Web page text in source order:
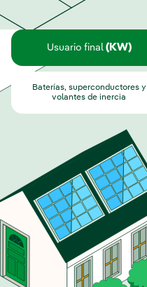
Usuario final (KW)
Baterías, superconductores y
volantes de inercia